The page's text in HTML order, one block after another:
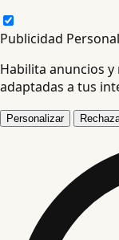
Publicidad
Habilita anuncios
adaptadas a tus
Personalizar